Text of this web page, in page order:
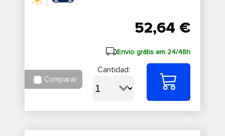
52,64 €
Envio grátis em 24/48h
Comparar
Cantidad: